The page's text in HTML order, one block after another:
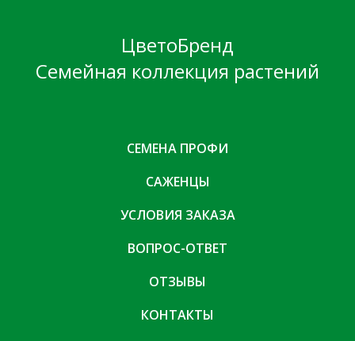
ЦветоБренд
Семейная коллекция растений
СЕМЕНА ПРОФИ
САЖЕНЦЫ
УСЛОВИЯ ЗАКАЗА
ВОПРОС-ОТВЕТ
ОТЗЫВЫ
КОНТАКТЫ